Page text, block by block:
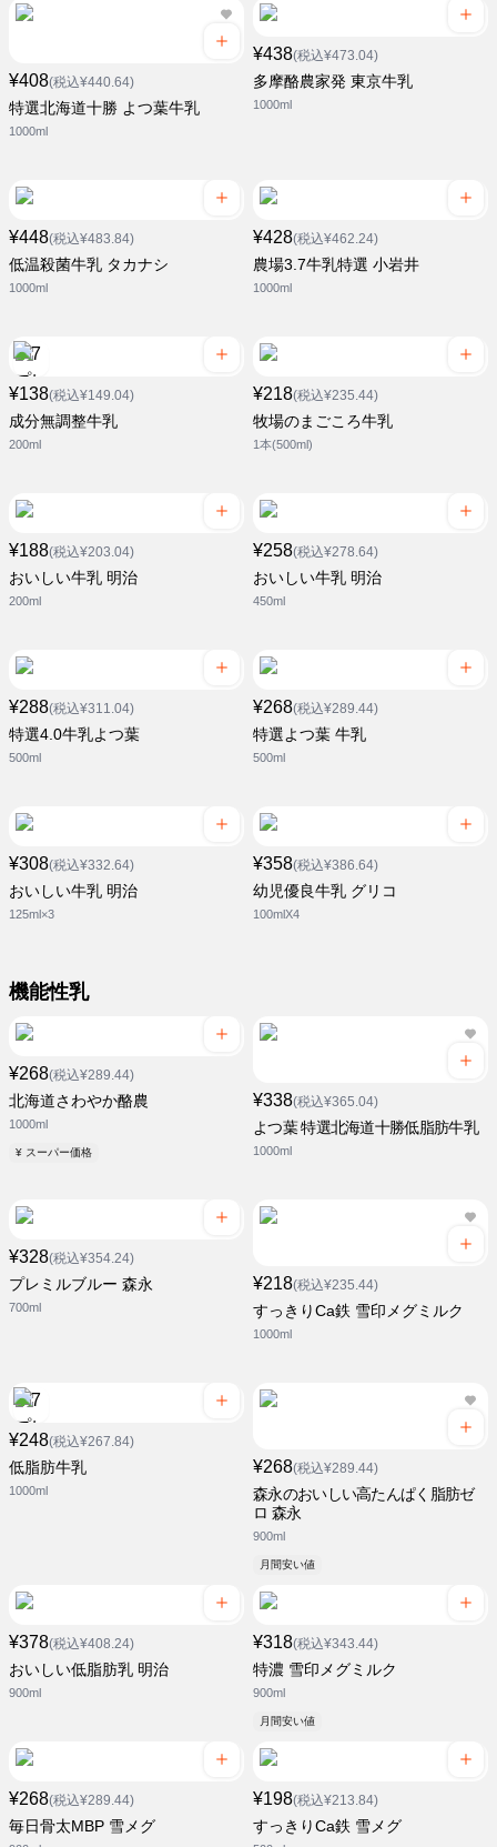
¥408(税込¥440.64)
特選北海道十勝 よつ葉牛乳
1000ml
¥438(税込¥473.04)
多摩酪農家発 東京牛乳
1000ml
¥448(税込¥483.84)
低温殺菌牛乳 タカナシ
1000ml
¥428(税込¥462.24)
農場3.7牛乳特選 小岩井
1000ml
¥138(税込¥149.04)
成分無調整牛乳
200ml
¥218(税込¥235.44)
牧場のまごころ牛乳
1本(500ml)
¥188(税込¥203.04)
おいしい牛乳 明治
200ml
¥258(税込¥278.64)
おいしい牛乳 明治
450ml
¥288(税込¥311.04)
特選4.0牛乳よつ葉
500ml
¥268(税込¥289.44)
特選よつ葉 牛乳
500ml
¥308(税込¥332.64)
おいしい牛乳 明治
125ml×3
¥358(税込¥386.64)
幼児優良牛乳 グリコ
100mlX4
機能性乳
¥268(税込¥289.44)
北海道さわやか酪農
1000ml
¥ スーパー価格
¥338(税込¥365.04)
よつ葉 特選北海道十勝低脂肪牛乳
1000ml
¥328(税込¥354.24)
プレミルブルー 森永
700ml
¥218(税込¥235.44)
すっきりCa鉄 雪印メグミルク
1000ml
¥248(税込¥267.84)
低脂肪牛乳
1000ml
¥268(税込¥289.44)
森永のおいしい高たんぱく脂肪ゼ
ロ 森永
900ml
月間安い値
¥378(税込¥408.24)
おいしい低脂肪乳 明治
900ml
¥318(税込¥343.44)
特濃 雪印メグミルク
900ml
月間安い値
¥268(税込¥289.44)
毎日骨太MBP 雪メグ
¥198(税込¥213.84)
すっきりCa鉄 雪メグ